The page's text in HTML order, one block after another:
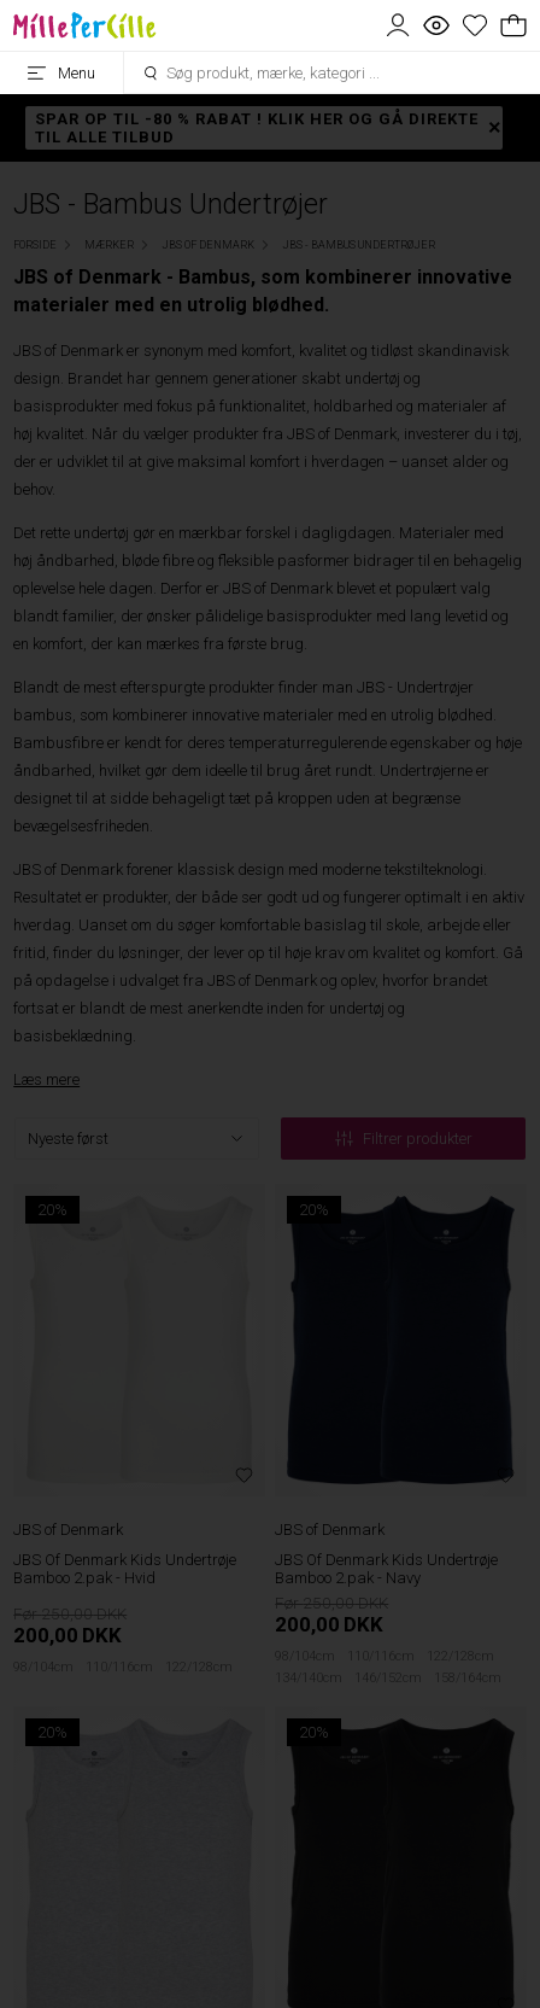
Menu
SPAR OP TIL -80 % RABAT ! KLIK HER OG GÅ DIREKTE
TIL ALLE TILBUD
JBS - Bambus Undertrøjer
FORSIDE MÆRKER JBS OF DENMARK JBS - BAMBUS UNDERTRØJER
JBS of Denmark - Bambus, som kombinerer innovative
materialer med en utrolig blødhed.
JBS of Denmark er synonym med komfort, kvalitet og tidløst skandinavisk
design. Brandet har gennem generationer skabt undertøj og
basisprodukter med fokus på funktionalitet, holdbarhed og materialer af
høj kvalitet. Når du vælger produkter fra JBS of Denmark, investerer du i tøj,
der er udviklet til at give maksimal komfort i hverdagen – uanset alder og
behov.
Det rette undertøj gør en mærkbar forskel i dagligdagen. Materialer med
høj åndbarhed, bløde fibre og fleksible pasformer bidrager til en behagelig
oplevelse hele dagen. Derfor er JBS of Denmark blevet et populært valg
blandt familier, der ønsker pålidelige basisprodukter med lang levetid og
en komfort, der kan mærkes fra første brug.
Blandt de mest efterspurgte produkter finder man JBS - Undertrøjer
bambus, som kombinerer innovative materialer med en utrolig blødhed.
Bambusfibre er kendt for deres temperaturregulerende egenskaber og høje
åndbarhed, hvilket gør dem ideelle til brug året rundt. Undertrøjerne er
designet til at sidde behageligt tæt på kroppen uden at begrænse
bevægelsesfriheden.
JBS of Denmark forener klassisk design med moderne tekstilteknologi.
Resultatet er produkter, der både ser godt ud og fungerer optimalt i en aktiv
hverdag. Uanset om du søger komfortable basislag til skole, arbejde eller
fritid, finder du løsninger, der lever op til høje krav om kvalitet og komfort. Gå
på opdagelse i udvalget fra JBS of Denmark og oplev, hvorfor brandet
fortsat er blandt de mest anerkendte inden for undertøj og
basisbeklædning.
Læs mere
Filtrer produkter
20%
JBS of Denmark
JBS Of Denmark Kids Undertrøje
Bamboo 2.pak - Hvid
250,00
200,00 DKK
98/104cm 110/116cm 122/128cm
20%
JBS of Denmark
JBS Of Denmark Kids Undertrøje
Bamboo 2.pak - Navy
250,00
200,00 DKK
98/104cm 110/116cm
122/128cm
134/140cm
146/152cm 158/164cm
20% 20%